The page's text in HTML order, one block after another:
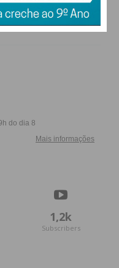
EM PAÇOS DE
1,2k
Subscribers